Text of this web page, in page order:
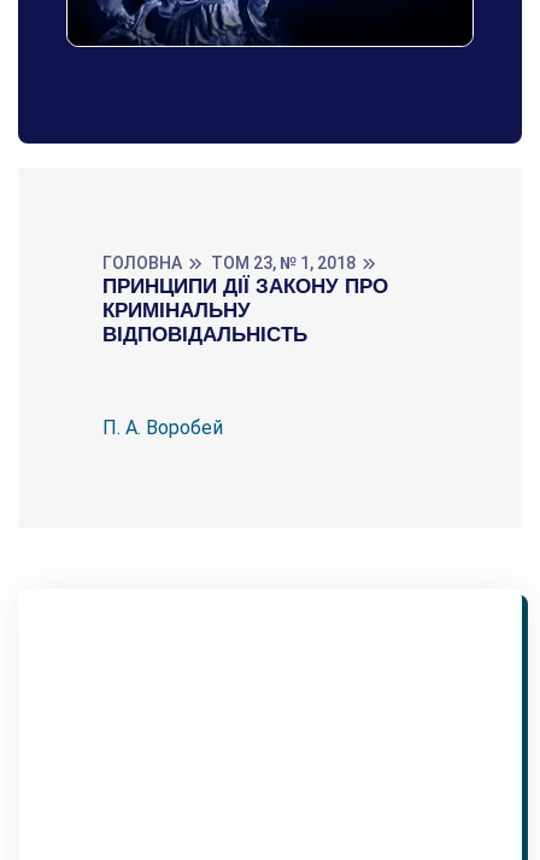
ГОЛОВНА ТОМ 23, № 1, 2018
ПРИНЦИПИ ДІЇ ЗАКОНУ ПРО
КРИМІНАЛЬНУ
ВІДПОВІДАЛЬНІСТЬ
П. А. Воробей